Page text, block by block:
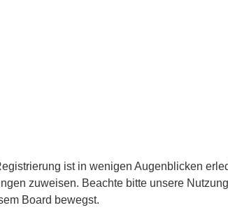
ist in wenigen Augenblicken
zuweisen. Beachte bitte unsere
Board bewegst.